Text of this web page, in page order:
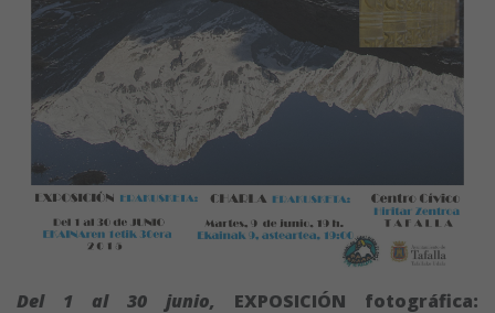
Del 1 al 30 junio,
EXPOSICIÓN fotográfica: